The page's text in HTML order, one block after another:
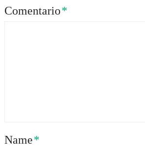
Comentario*
Name*